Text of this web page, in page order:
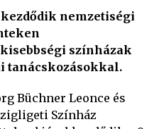
nemzetiségi
színházak
tanácskozásokkal.
Büchner Leonce és
Színház